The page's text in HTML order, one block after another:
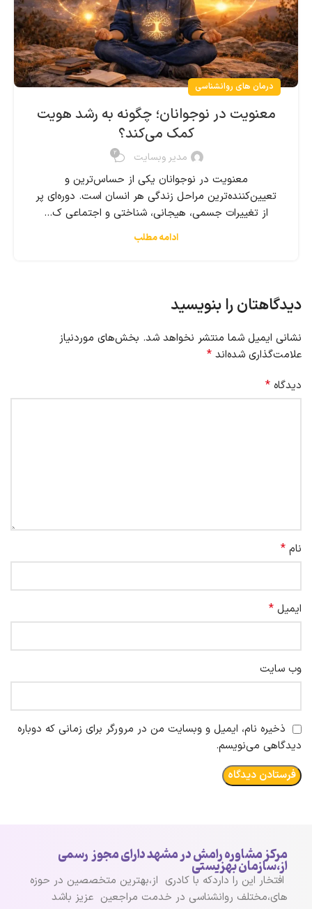
درمان های روانشناسی
معنویت در نوجوانان؛ چگونه به رشد هویت
کمک می‌کند؟
مدیر وبسایت ۲
معنویت در نوجوانان یکی از حساس‌ترین و
تعیین‌کننده‌ترین مراحل زندگی هر انسان است. دوره‌ای پر
از تغییرات جسمی، هیجانی، شناختی و اجتماعی ک...
ادامه مطلب
دیدگاهتان را بنویسید
نشانی ایمیل شما منتشر نخواهد شد. بخش‌های موردنیاز
علامت‌گذاری شده‌اند *
دیدگاه *
نام *
ایمیل *
وب‌ سایت
ذخیره نام، ایمیل و وبسایت من در مرورگر برای زمانی که دوباره
دیدگاهی می‌نویسم.
مرکز مشاوره رامش در مشهد دارای مجوز رسمی
از،سازمان بهزیستی
افتخار این را داردکه با کادری از،بهترین متخصصین در حوزه
های،مختلف روانشناسی در خدمت مراجعین عزیز باشد